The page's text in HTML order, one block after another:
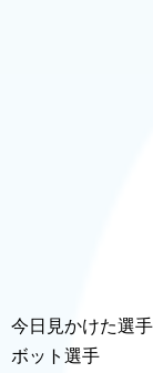
今日見かけた選
ボット選手